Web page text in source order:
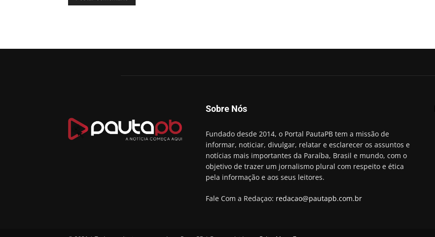
Sobre Nós
Fundado desde 2014, o Portal PautaPB tem a missão de
informar, noticiar, divulgar, relatar e esclarecer os assuntos e
notícias mais importantes da Paraíba, Brasil e mundo, com o
objetivo de trazer um jornalismo plural com respeito e ética
pela informação e aos seus leitores.
Fale Com a Redaçao: redacao@pautapb.com.br